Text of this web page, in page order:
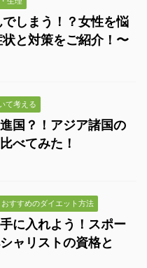
しまう！？女性を悩
と対策をご紹介！〜
て考える
国？！アジア諸国の
べてみた！
おすすめのダイエット方法
に入れよう！スポー
ャリストの資格と